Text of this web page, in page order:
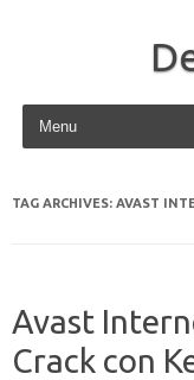
Skip to content
TAG ARCHIVES: AVAST
Avast
Crack con